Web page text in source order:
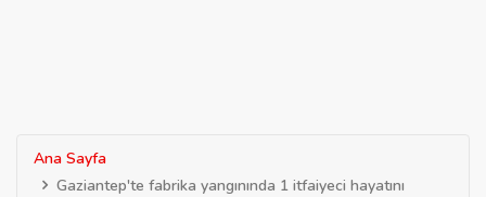
Ana Sayfa
Gaziantep'te fabrika yangınında 1 itfaiyeci hayatını